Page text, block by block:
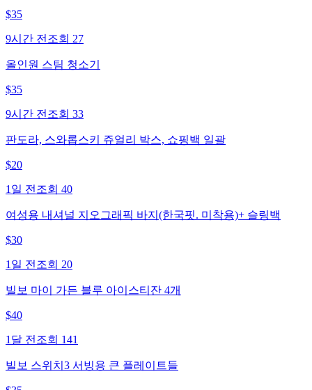
$35
9시간 전 조회 27
올인원 스팀 청소기
$35
9시간 전 조회 33
판도라, 스와롭스키 쥬얼리 박스, 쇼핑백 일괄
$20
1일 전 조회 40
여성용 내셔널 지오그래픽 바지(한국핏. 미착용)+ 슬링백
$30
1일 전 조회 20
빌보 마이 가든 블루 아이스티잔 4개
$40
1달 전 조회 141
빌보 스위치3 서빙용 큰 플레이트들